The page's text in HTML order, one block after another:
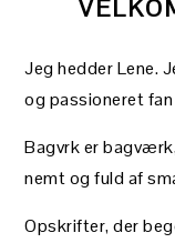
Jeg hedder Lene.
og passioneret
Bagvrk er
nemt og fuld af
Opskrifter, der